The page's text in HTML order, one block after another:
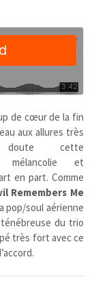
de cœur de la fin
aux allures très
doute cette
mélancolie et
en part. Comme
Remembers Me
pop/soul aérienne
du trio
très fort avec ce